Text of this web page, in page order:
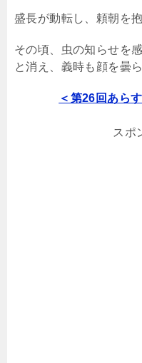
盛長が動転し、頼朝を
その頃、虫の知らせを
と消え、義時も顔を曇
＜第26回あら
スポ